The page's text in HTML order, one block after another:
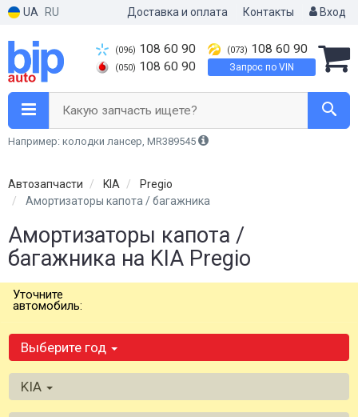
UA RU Доставка и оплата Контакты Вход
(096) 108 60 90
(050) 108 60 90
(073) 108 60 90
Запрос по VIN
Какую запчасть ищете?
Например: колодки лансер, MR389545
Автозапчасти KIA
Pregio
Амортизаторы капота / багажника
Амортизаторы капота /
багажника на KIA Pregio
Уточните
автомобиль:
Выберите год
KIA